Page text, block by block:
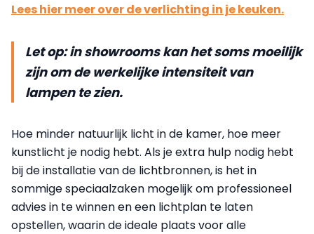
Lees hier meer over de verlichting in je keuken.
Let op: in showrooms kan het soms moeilijk
zijn om de werkelijke intensiteit van
lampen te zien.
Hoe minder natuurlijk licht in de kamer, hoe meer
kunstlicht je nodig hebt. Als je extra hulp nodig hebt
bij de installatie van de lichtbronnen, is het in
sommige speciaalzaken mogelijk om professioneel
advies in te winnen en een lichtplan te laten
opstellen, waarin de ideale plaats voor alle